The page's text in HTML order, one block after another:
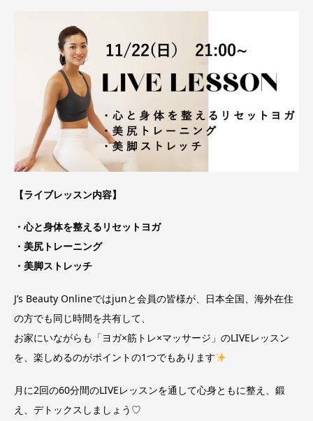
【ライブレッスン内容】
・心と身体を整えるリセットヨガ
・美尻トレーニング
・美脚ストレッチ
J’s Beauty Onlineではjunと会員の皆様が、日本全国、海外在住
の方でも同じ時間を共有して、
お家にいながらも「ヨガ×筋トレ×マッサージ」のLIVEレッスン
を、楽しめるのがポイントの1つでもあります
月に2回の60分間のLIVEレッスンを通して心身ともに整え、鍛
え、デトックスしましょう♡